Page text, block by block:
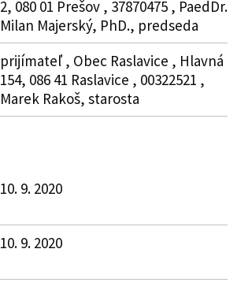
2, 080 01 Prešov , 37870475 , PaedDr.
Milan Majerský, PhD., predseda
prijímateľ , Obec Raslavice , Hlavná
154, 086 41 Raslavice , 00322521 ,
Marek Rakoš, starosta
10. 9. 2020
10. 9. 2020